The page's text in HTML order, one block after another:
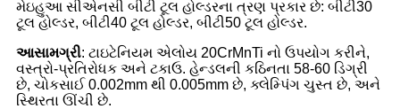
મેઇહુઆ સીએનસી બીટી ટૂલ હોલ્ડરના ત્રણ પ્રકાર છે: બીટી30
ટૂલ હોલ્ડર, બીટી40 ટૂલ હોલ્ડર, બીટી50 ટૂલ હોલ્ડર.
આસામગ્રી: ટાઇટેનિયમ એલોય 20CrMnTi નો ઉપયોગ કરીને,
વસ્ત્રો-પ્રતિરોધક અને ટકાઉ. હેન્ડલની કઠિનતા 58-60 ડિગ્રી
છે, ચોકસાઈ 0.002mm થી 0.005mm છે, ક્લેમ્પિંગ ચુસ્ત છે, અને
સ્થિરતા ઊંચી છે.